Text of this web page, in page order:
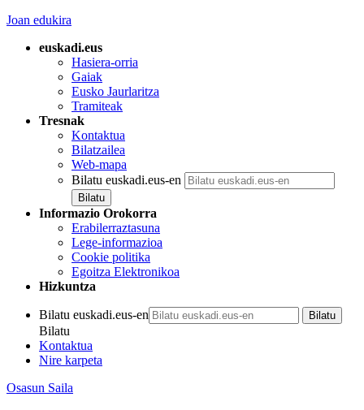
Joan edukira
euskadi.eus
Hasiera-orria
Gaiak
Eusko Jaurlaritza
Tramiteak
Tresnak
Kontaktua
Bilatzailea
Web-mapa
Bilatu euskadi.eus-en
Informazio Orokorra
Erabilerraztasuna
Lege-informazioa
Cookie politika
Egoitza Elektronikoa
Hizkuntza
Bilatu euskadi.eus-en
Bilatu
Kontaktua
Nire karpeta
Osasun Saila